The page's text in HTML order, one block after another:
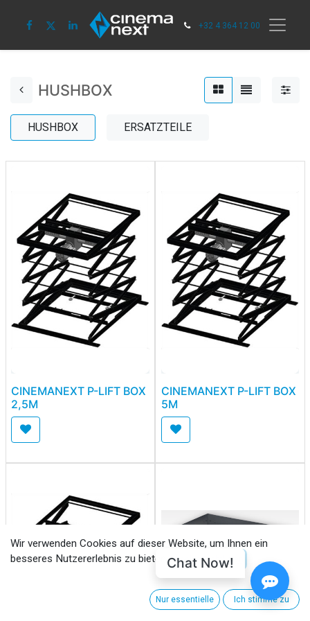
+32 4 364 12 00
HUSHBOX
HUSHBOX ERSATZTEILE
CINEMANEXT P-LIFT BOX
2,5M
CINEMANEXT P-LIFT BOX
5M
Wir verwenden Cookies auf dieser Website, um Ihnen ein
besseres Nutzererlebnis zu bieten.
Cookie-Richtlinien
Nur essentielle Ich stimme zu
Chat Now!